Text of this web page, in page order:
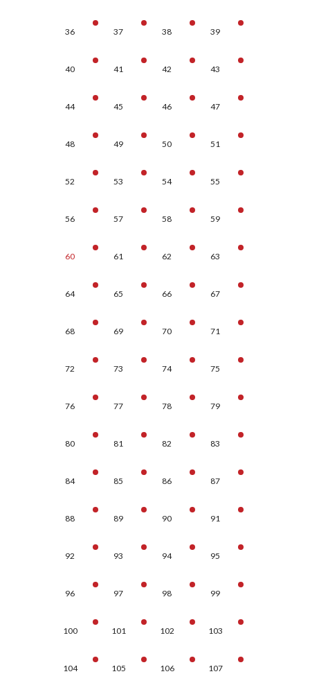
36 37 38 39
40 41 42 43
44 45 46 47
48 49 50 51
52 53 54 55
56 57 58 59
60 61 62 63
64 65 66 67
68 69 70 71
72 73 74 75
76 77 78 79
80 81 82 83
84 85 86 87
88 89 90 91
92 93 94 95
96 97 98 99
100 101 102 103
104 105 106 107